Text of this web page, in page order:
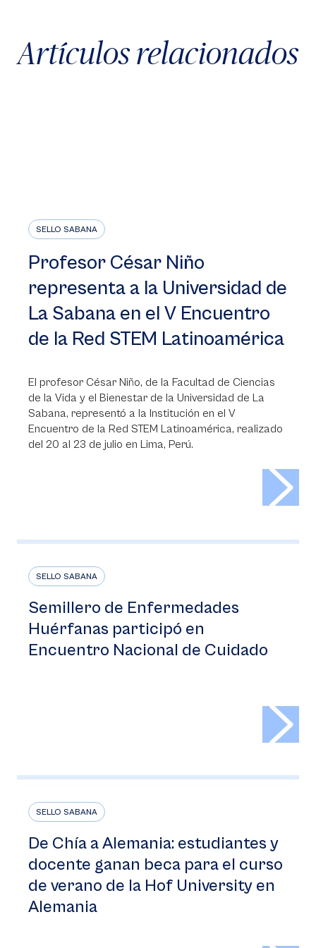
Artículos relacionados
SELLO SABANA
Profesor César Niño
representa a la Universidad de
La Sabana en el V Encuentro
de la Red STEM Latinoamérica
El profesor César Niño, de la Facultad de Ciencias
de la Vida y el Bienestar de la Universidad de La
Sabana, representó a la Institución en el V
Encuentro de la Red STEM Latinoamérica, realizado
del 20 al 23 de julio en Lima, Perú.
SELLO SABANA
Semillero de Enfermedades
Huérfanas participó en
Encuentro Nacional de Cuidado
SELLO SABANA
De Chía a Alemania: estudiantes y
docente ganan beca para el curso
de verano de la Hof University en
Alemania